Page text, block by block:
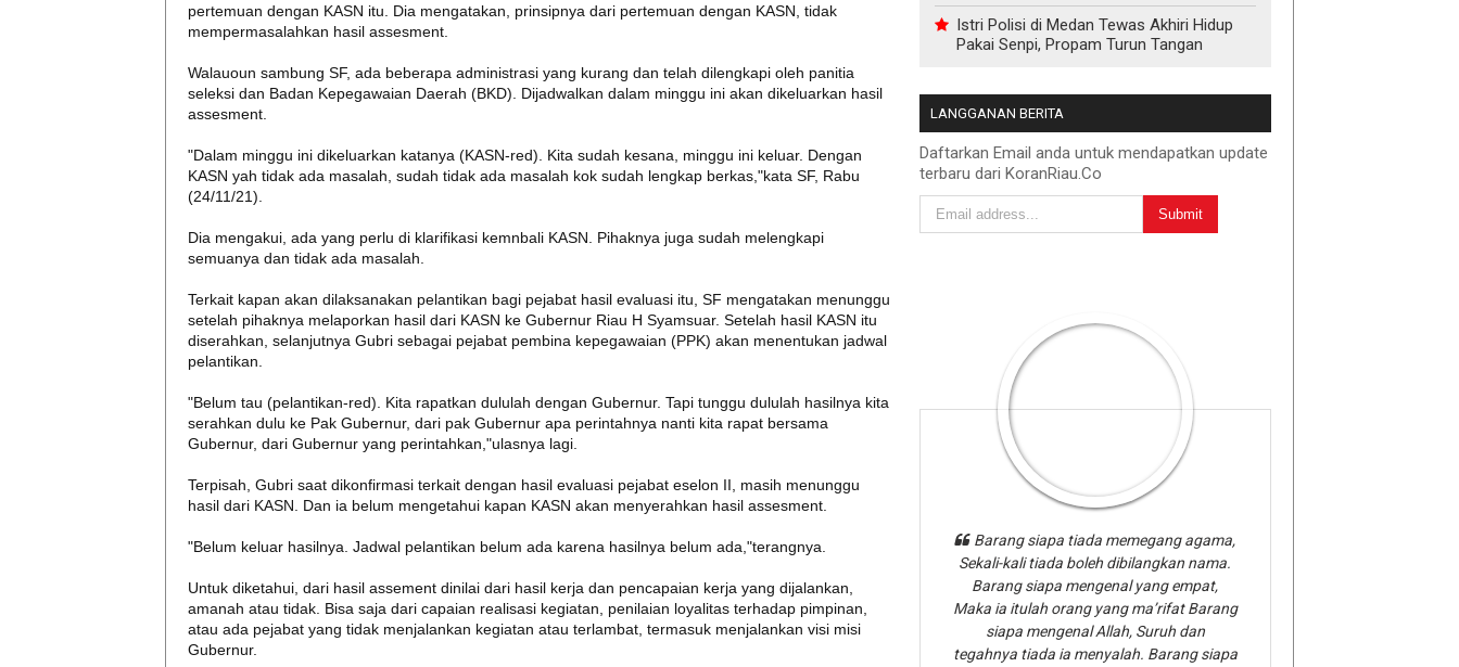
pertemuan dengan KASN itu. Dia mengatakan, prinsipnya dari pertemuan dengan KASN, tidak
mempermasalahkan hasil assesment.
Walauoun sambung SF, ada beberapa administrasi yang kurang dan telah dilengkapi oleh panitia
seleksi dan Badan Kepegawaian Daerah (BKD). Dijadwalkan dalam minggu ini akan dikeluarkan hasil
assesment.
"Dalam minggu ini dikeluarkan katanya (KASN-red). Kita sudah kesana, minggu ini keluar. Dengan
KASN yah tidak ada masalah, sudah tidak ada masalah kok sudah lengkap berkas,"kata SF, Rabu
(24/11/21).
Dia mengakui, ada yang perlu di klarifikasi kemnbali KASN. Pihaknya juga sudah melengkapi
semuanya dan tidak ada masalah.
Terkait kapan akan dilaksanakan pelantikan bagi pejabat hasil evaluasi itu, SF mengatakan menunggu
setelah pihaknya melaporkan hasil dari KASN ke Gubernur Riau H Syamsuar. Setelah hasil KASN itu
diserahkan, selanjutnya Gubri sebagai pejabat pembina kepegawaian (PPK) akan menentukan jadwal
pelantikan.
"Belum tau (pelantikan-red). Kita rapatkan dululah dengan Gubernur. Tapi tunggu dululah hasilnya kita
serahkan dulu ke Pak Gubernur, dari pak Gubernur apa perintahnya nanti kita rapat bersama
Gubernur, dari Gubernur yang perintahkan,"ulasnya lagi.
Terpisah, Gubri saat dikonfirmasi terkait dengan hasil evaluasi pejabat eselon II, masih menunggu
hasil dari KASN. Dan ia belum mengetahui kapan KASN akan menyerahkan hasil assesment.
"Belum keluar hasilnya. Jadwal pelantikan belum ada karena hasilnya belum ada,"terangnya.
Untuk diketahui, dari hasil assement dinilai dari hasil kerja dan pencapaian kerja yang dijalankan,
amanah atau tidak. Bisa saja dari capaian realisasi kegiatan, penilaian loyalitas terhadap pimpinan,
atau ada pejabat yang tidak menjalankan kegiatan atau terlambat, termasuk menjalankan visi misi
Gubernur.
Istri Polisi di Medan Tewas Akhiri Hidup
Pakai Senpi, Propam Turun Tangan
LANGGANAN BERITA
Daftarkan Email anda untuk mendapatkan update
terbaru dari KoranRiau.Co
Barang siapa tiada memegang agama,
Sekali-kali tiada boleh dibilangkan nama.
Barang siapa mengenal yang empat,
Maka ia itulah orang yang ma’rifat Barang
siapa mengenal Allah, Suruh dan
tegahnya tiada ia menyalah. Barang siapa